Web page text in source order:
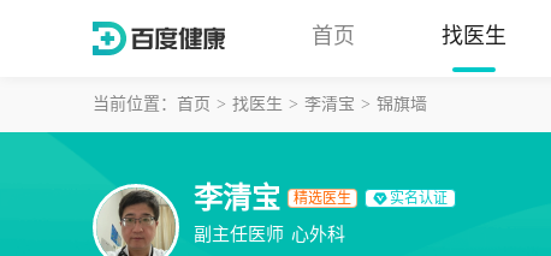
首页 找医生
当前位置： 首页 找医生 李清宝 锦旗墙
李清宝 精选医生 实名认证
副主任医师 心外科